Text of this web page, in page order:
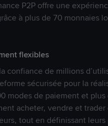
P2P offre une
à plus de 70 monnaies
flexibles
confiance de millions
sécurisée pour la
modes de paiement et
acheter, vendre et
tout en définissant